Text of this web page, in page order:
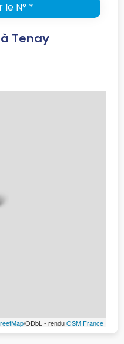
N° *
Tenay
/ODbL - renduOSM France